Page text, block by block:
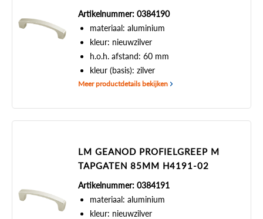
Artikelnummer: 0384190
materiaal: aluminium
kleur: nieuwzilver
h.o.h. afstand: 60 mm
kleur (basis): zilver
Meer productdetails bekijken
LM GEANOD PROFIELGREEP M
TAPGATEN 85MM H4191-02
Artikelnummer: 0384191
materiaal: aluminium
kleur: nieuwzilver